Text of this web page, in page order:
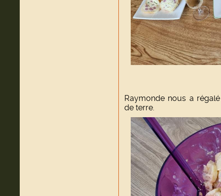
Raymonde nous a
de terre.